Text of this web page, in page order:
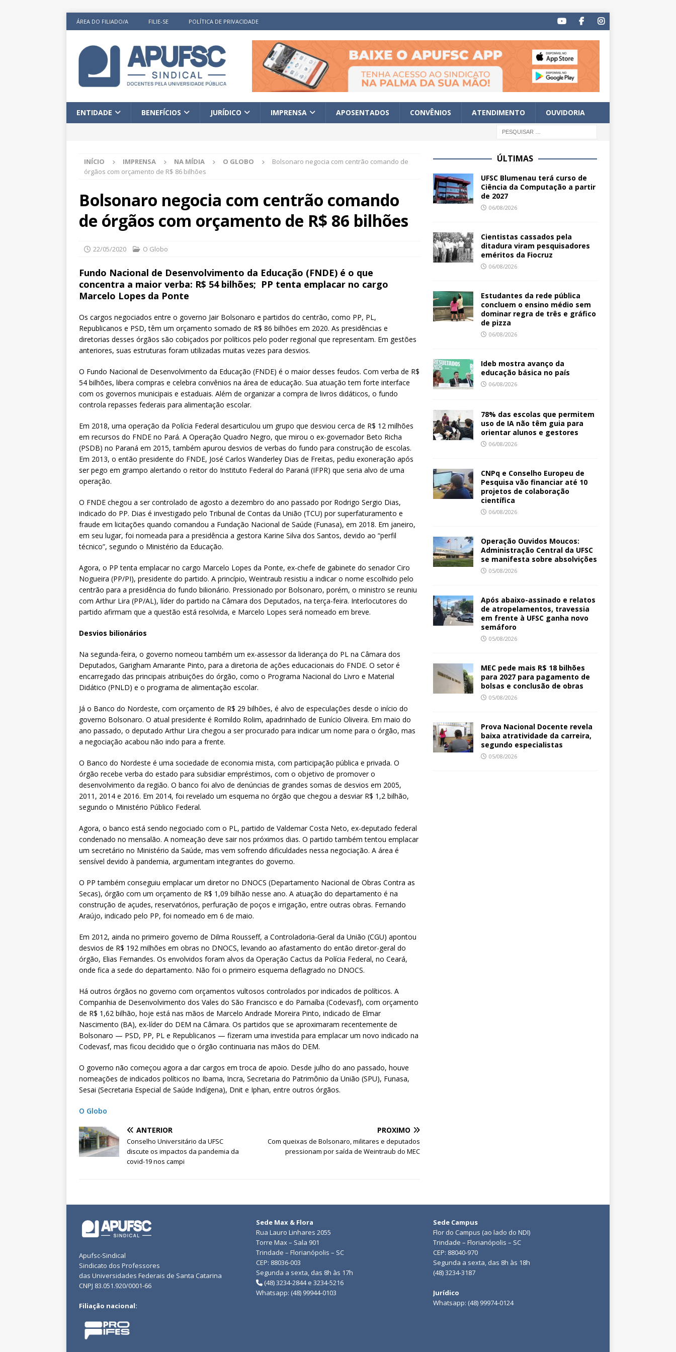
ÁREA DO FILIADO/A FILIE-SE POLÍTICA DE PRIVACIDADE
ENTIDADE BENEFÍCIOS JURÍDICO IMPRENSA APOSENTADOS CONVÊNIOS ATENDIMENTO OUVIDORIA
INÍCIO IMPRENSA NA MÍDIA O GLOBO
Bolsonaro negocia com centrão comando de
órgãos com orçamento de R$ 86 bilhões
Bolsonaro negocia com centrão comando
de órgãos com orçamento de R$ 86 bilhões
22/05/2020 O Globo
Fundo Nacional de Desenvolvimento da Educação (FNDE) é o que
concentra a maior verba: R$ 54 bilhões; PP tenta emplacar no cargo
Marcelo Lopes da Ponte
Os cargos negociados entre o governo Jair Bolsonaro e partidos do centrão, como PP, PL,
Republicanos e PSD, têm um orçamento somado de R$ 86 bilhões em 2020. As presidências e
diretorias desses órgãos são cobiçados por políticos pelo poder regional que representam. Em gestões
anteriores, suas estruturas foram utilizadas muitas vezes para desvios.
O Fundo Nacional de Desenvolvimento da Educação (FNDE) é o maior desses feudos. Com verba de R$
54 bilhões, libera compras e celebra convênios na área de educação. Sua atuação tem forte interface
com os governos municipais e estaduais. Além de organizar a compra de livros didáticos, o fundo
controla repasses federais para alimentação escolar.
Em 2018, uma operação da Polícia Federal desarticulou um grupo que desviou cerca de R$ 12 milhões
em recursos do FNDE no Pará. A Operação Quadro Negro, que mirou o ex-governador Beto Richa
(PSDB) no Paraná em 2015, também apurou desvios de verbas do fundo para construção de escolas.
Em 2013, o então presidente do FNDE, José Carlos Wanderley Dias de Freitas, pediu exoneração após
ser pego em grampo alertando o reitor do Instituto Federal do Paraná (IFPR) que seria alvo de uma
operação.
O FNDE chegou a ser controlado de agosto a dezembro do ano passado por Rodrigo Sergio Dias,
indicado do PP. Dias é investigado pelo Tribunal de Contas da União (TCU) por superfaturamento e
fraude em licitações quando comandou a Fundação Nacional de Saúde (Funasa), em 2018. Em janeiro,
em seu lugar, foi nomeada para a presidência a gestora Karine Silva dos Santos, devido ao “perfil
técnico”, segundo o Ministério da Educação.
Agora, o PP tenta emplacar no cargo Marcelo Lopes da Ponte, ex-chefe de gabinete do senador Ciro
Nogueira (PP/PI), presidente do partido. A princípio, Weintraub resistiu a indicar o nome escolhido pelo
centrão para a presidência do fundo bilionário. Pressionado por Bolsonaro, porém, o ministro se reuniu
com Arthur Lira (PP/AL), líder do partido na Câmara dos Deputados, na terça-feira. Interlocutores do
partido afirmam que a questão está resolvida, e Marcelo Lopes será nomeado em breve.
Desvios bilionários
Na segunda-feira, o governo nomeou também um ex-assessor da liderança do PL na Câmara dos
Deputados, Garigham Amarante Pinto, para a diretoria de ações educacionais do FNDE. O setor é
encarregado das principais atribuições do órgão, como o Programa Nacional do Livro e Material
Didático (PNLD) e o programa de alimentação escolar.
Já o Banco do Nordeste, com orçamento de R$ 29 bilhões, é alvo de especulações desde o início do
governo Bolsonaro. O atual presidente é Romildo Rolim, apadrinhado de Eunício Oliveira. Em maio do
ano passado, o deputado Arthur Lira chegou a ser procurado para indicar um nome para o órgão, mas
a negociação acabou não indo para a frente.
O Banco do Nordeste é uma sociedade de economia mista, com participação pública e privada. O
órgão recebe verba do estado para subsidiar empréstimos, com o objetivo de promover o
desenvolvimento da região. O banco foi alvo de denúncias de grandes somas de desvios em 2005,
2011, 2014 e 2016. Em 2014, foi revelado um esquema no órgão que chegou a desviar R$ 1,2 bilhão,
segundo o Ministério Público Federal.
Agora, o banco está sendo negociado com o PL, partido de Valdemar Costa Neto, ex-deputado federal
condenado no mensalão. A nomeação deve sair nos próximos dias. O partido também tentou emplacar
um secretário no Ministério da Saúde, mas vem sofrendo dificuldades nessa negociação. A área é
sensível devido à pandemia, argumentam integrantes do governo.
O PP também conseguiu emplacar um diretor no DNOCS (Departamento Nacional de Obras Contra as
Secas), órgão com um orçamento de R$ 1,09 bilhão nesse ano. A atuação do departamento é na
construção de açudes, reservatórios, perfuração de poços e irrigação, entre outras obras. Fernando
Araújo, indicado pelo PP, foi nomeado em 6 de maio.
Em 2012, ainda no primeiro governo de Dilma Rousseff, a Controladoria-Geral da União (CGU) apontou
desvios de R$ 192 milhões em obras no DNOCS, levando ao afastamento do então diretor-geral do
órgão, Elias Fernandes. Os envolvidos foram alvos da Operação Cactus da Polícia Federal, no Ceará,
onde fica a sede do departamento. Não foi o primeiro esquema deflagrado no DNOCS.
Há outros órgãos no governo com orçamentos vultosos controlados por indicados de políticos. A
Companhia de Desenvolvimento dos Vales do São Francisco e do Parnaíba (Codevasf), com orçamento
de R$ 1,62 bilhão, hoje está nas mãos de Marcelo Andrade Moreira Pinto, indicado de Elmar
Nascimento (BA), ex-líder do DEM na Câmara. Os partidos que se aproximaram recentemente de
Bolsonaro — PSD, PP, PL e Republicanos — fizeram uma investida para emplacar um novo indicado na
Codevasf, mas ficou decidido que o órgão continuaria nas mãos do DEM.
O governo não começou agora a dar cargos em troca de apoio. Desde julho do ano passado, houve
nomeações de indicados políticos no Ibama, Incra, Secretaria do Patrimônio da União (SPU), Funasa,
Sesai (Secretaria Especial de Saúde Indígena), Dnit e Iphan, entre outros órgãos.
O Globo
ANTERIOR
Conselho Universitário da UFSC
discute os impactos da pandemia da
covid-19 nos campi
PRÓXIMO
Com queixas de Bolsonaro, militares e deputados
pressionam por saída de Weintraub do MEC
ÚLTIMAS
UFSC Blumenau terá curso de
Ciência da Computação a partir
de 2027
06/08/2026
Cientistas cassados pela
ditadura viram pesquisadores
eméritos da Fiocruz
06/08/2026
Estudantes da rede pública
concluem o ensino médio sem
dominar regra de três e gráfico
de pizza
06/08/2026
Ideb mostra avanço da
educação básica no país
06/08/2026
78% das escolas que permitem
uso de IA não têm guia para
orientar alunos e gestores
06/08/2026
CNPq e Conselho Europeu de
Pesquisa vão financiar até 10
projetos de colaboração
científica
06/08/2026
Operação Ouvidos Moucos:
Administração Central da UFSC
se manifesta sobre absolvições
05/08/2026
Após abaixo-assinado e relatos
de atropelamentos, travessia
em frente à UFSC ganha novo
semáforo
05/08/2026
MEC pede mais R$ 18 bilhões
para 2027 para pagamento de
bolsas e conclusão de obras
05/08/2026
Prova Nacional Docente revela
baixa atratividade da carreira,
segundo especialistas
05/08/2026
Apufsc-Sindical
Sindicato dos Professores
das Universidades Federais de Santa Catarina
CNPJ 83.051.920/0001-66
Filiação nacional:
Sede Max & Flora
Rua Lauro Linhares 2055
Torre Max – Sala 901
Trindade – Florianópolis – SC
CEP: 88036-003
Segunda a sexta, das 8h às 17h
(48) 3234-2844 e 3234-5216
Whatsapp: (48) 99944-0103
Sede Campus
Flor do Campus (ao lado do NDI)
Trindade – Florianópolis – SC
CEP: 88040-970
Segunda a sexta, das 8h às 18h
(48) 3234-3187
Jurídico
Whatsapp: (48) 99974-0124